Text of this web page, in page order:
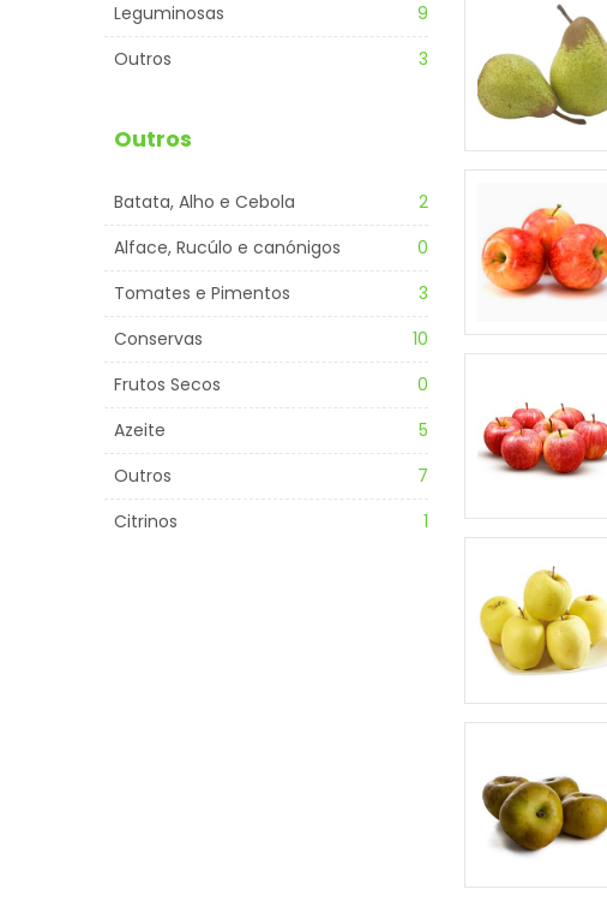
Leguminosas
9
Outros
3
Outros
Batata, Alho e Cebola
2
Alface, Rucúlo e canónigos
0
Tomates e Pimentos
3
Conservas
10
Frutos Secos
0
Azeite
5
Outros
7
Citrinos
1